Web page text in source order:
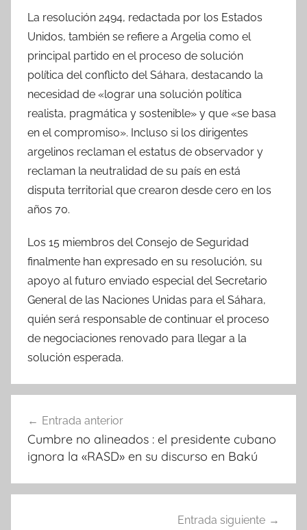
La resolución 2494, redactada por los Estados
Unidos, también se refiere a Argelia como el
principal partido en el proceso de solución
política del conflicto del Sáhara, destacando la
necesidad de «lograr una solución política
realista, pragmática y sostenible» y que «se basa
en el compromiso». Incluso si los dirigentes
argelinos reclaman el estatus de observador y
reclaman la neutralidad de su país en está
disputa territorial que crearon desde cero en los
años 70.
Los 15 miembros del Consejo de Seguridad
finalmente han expresado en su resolución, su
apoyo al futuro enviado especial del Secretario
General de las Naciones Unidas para el Sáhara,
quién será responsable de continuar el proceso
de negociaciones renovado para llegar a la
solución esperada.
de
entradas
Entrada anterior
Cumbre no alineados : el presidente cubano
ignora la «RASD» en su discurso en Bakú
Entrada siguiente